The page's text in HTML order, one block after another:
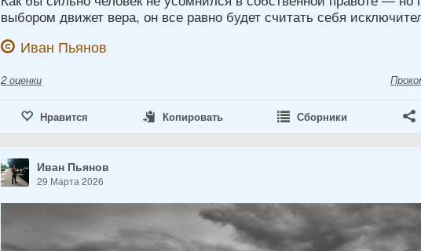
выбором движет вера, он все равно будет считать себя
Иван Пьянов
2 оценки
Нравится Копировать Сборники
Иван Пьянов
29 Марта 2026